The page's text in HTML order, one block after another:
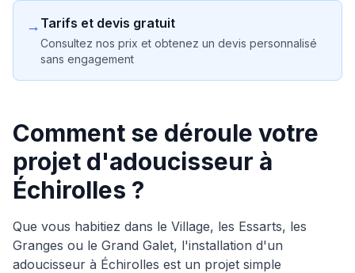
→ Tarifs et devis gratuit
Consultez nos prix et obtenez un devis personnalisé
sans engagement
Comment se déroule votre
projet d'adoucisseur à
Échirolles ?
Que vous habitiez dans le Village, les Essarts, les
Granges ou le Grand Galet, l'installation d'un
adoucisseur à Échirolles est un projet simple